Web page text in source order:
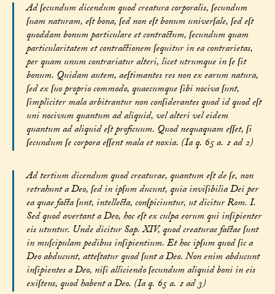
Ad ſecundum dicendum quod creatura corporalis, ſecundum
ſuam naturam, eſt bona, ſed non eſt bonum univerſale, ſed eſt
quoddam bonum particulare et contractum, ſecundum quam
particularitatem et contractionem ſequitur in ea contrarietas,
per quam unum contrariatur alteri, licet utrumque in ſe ſit
bonum. Quidam autem, aeſtimantes res non ex earum natura,
ſed ex ſuo proprio commodo, quaecumque ſibi nociva ſunt,
ſimpliciter mala arbitrantur non conſiderantes quod id quod eſt
uni nocivum quantum ad aliquid, vel alteri vel eidem
quantum ad aliquid eſt proficuum. Quod nequaquam eſſet, ſi
ſecundum ſe corpora eſſent mala et noxia. (Ia q. 65 a. 1 ad 2)
Ad tertium dicendum quod creaturae, quantum eſt de ſe, non
retrahunt a Deo, ſed in ipſum ducunt, quia inviſibilia Dei per
ea quae facta ſunt, intellecta, conſpiciuntur, ut dicitur Rom. I.
Sed quod avertant a Deo, hoc eſt ex culpa eorum qui inſipienter
eis utuntur. Unde dicitur Sap. XIV, quod creaturae factae ſunt
in muſcipulam pedibus inſipientium. Et hoc ipſum quod ſic a
Deo abducunt, atteſtatur quod ſunt a Deo. Non enim abducunt
inſipientes a Deo, niſi alliciendo ſecundum aliquid boni in eis
exiſtens, quod habent a Deo. (Ia q. 65 a. 1 ad 3)